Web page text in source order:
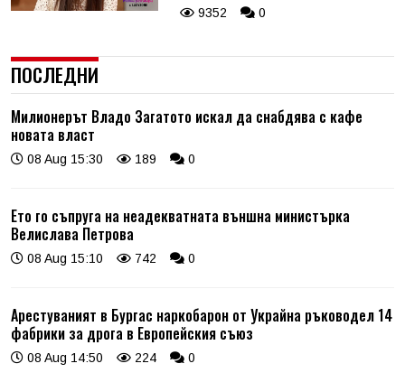
9352 0
ПОСЛЕДНИ
Милионерът Владо Загатото искал да снабдява с кафе
новата власт
08 Aug 15:30 189 0
Ето го съпруга на неадекватната външна министърка
Велислава Петрова
08 Aug 15:10 742 0
Арестуваният в Бургас наркобарон от Украйна ръководел 14
фабрики за дрога в Европейския съюз
08 Aug 14:50 224 0